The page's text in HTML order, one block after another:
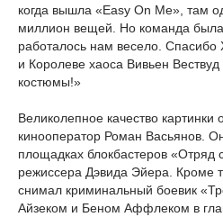
когда вышла «Easy On Me», там
миллион вещей. Но команда была
работалось нам весело. Спасибо
и Королеве хаоса Вивьен
костюмы!»
Великолепное качество картинки
кинооператор Роман Васьянов.
площадках блокбастеров «Отряд
режиссера Дэвида Эйера. Кроме
снимал криминальный боевик
Айзеком и Беном Аффлеком в